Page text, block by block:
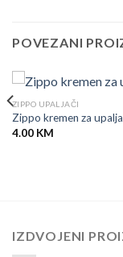
POVEZANI
ZIPPO UPALJAČI
Zippo kremen za
4.00 KM
IZDVOJENI